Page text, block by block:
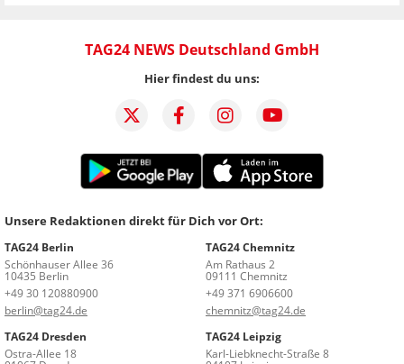
TAG24 NEWS Deutschland GmbH
Hier findest du uns:
Unsere Redaktionen direkt für Dich vor Ort:
TAG24 Berlin
Schönhauser Allee 36
10435 Berlin
+49 30 120880900
berlin@tag24.de
TAG24 Chemnitz
Am Rathaus 2
09111 Chemnitz
+49 371 6906600
chemnitz@tag24.de
TAG24 Dresden
Ostra-Allee 18
TAG24 Leipzig
Karl-Liebknecht-Straße 8